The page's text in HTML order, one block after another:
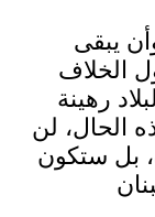
يبقى
الخلاف
رهينة
الحال، لن
بل ستكون